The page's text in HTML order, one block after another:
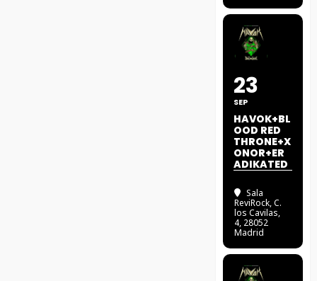
23
SEP
HAVOK+BL
OOD RED
THRONE+X
ONOR+ER
ADIKATED
Sala
ReviRock, C.
los Cavilas,
4, 28052
Madrid